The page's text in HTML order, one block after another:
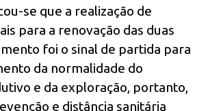
se que a realização de
para a renovação das duas
foi o sinal de partida para
da normalidade do
e da exploração, portanto,
e distância sanitária